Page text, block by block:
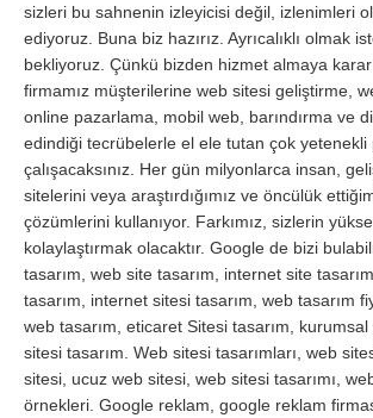
sizleri bu sahnenin izleyicisi değil, izlenimleri
ediyoruz. Buna biz hazırız. Ayrıcalıklı olmak
bekliyoruz. Çünkü bizden hizmet almaya
firmamız müşterilerine web sitesi geliştirme,
online pazarlama, mobil web, barındırma ve
edindiği tecrübelerle el ele tutan çok
çalışacaksınız. Her gün milyonlarca insan,
sitelerini veya araştırdığımız ve öncülük
çözümlerini kullanıyor. Farkımız, sizlerin
kolaylaştırmak olacaktır. Google de bizi
tasarım, web site tasarım, internet site
tasarım, internet sitesi tasarım, web tasarım
web tasarım, eticaret Sitesi tasarım,
sitesi tasarım. Web sitesi tasarımları, web
sitesi, ucuz web sitesi, web sitesi tasarımı,
örnekleri. Google reklam, google reklam